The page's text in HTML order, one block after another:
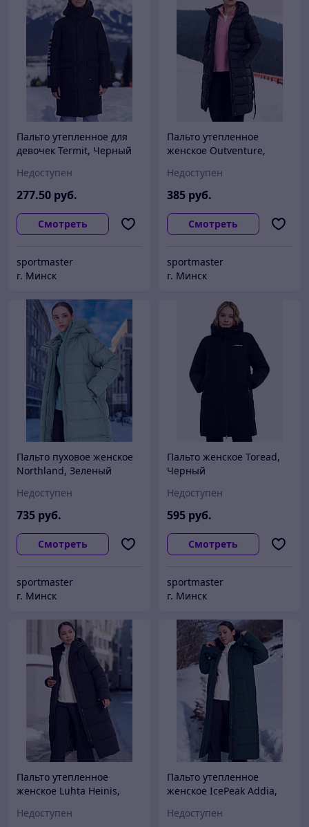
Пальто утепленное для
девочек Termit, Черный
Недоступен
277.50 руб.
Смотреть
sportmaster
г. Минск
Пальто утепленное
женское Outventure,
Недоступен
385 руб.
Смотреть
sportmaster
г. Минск
Пальто пуховое женское
Northland, Зеленый
Недоступен
735 руб.
Смотреть
sportmaster
г. Минск
Пальто женское Toread,
Черный
Недоступен
595 руб.
Смотреть
sportmaster
г. Минск
Пальто утепленное
женское Luhta Heinis,
Недоступен
Пальто утепленное
женское IcePeak Addia,
Недоступен